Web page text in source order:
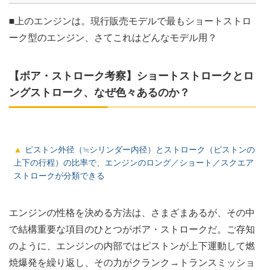
■上のエンジンは。現行販売モデルで最もショートストロ
ーク型のエンジン、さてこれはどんなモデル用？
【ボア・ストローク考察】ショートストロークとロ
ングストローク、なぜ色々あるのか？
ピストン外径（≒シリンダー内径）とストローク（ピストンの
上下の行程）の比率で、エンジンのロング／ショート／スクエア
ストロークが分類できる
エンジンの性格を決める方法は、さまざまあるが、その中
で結構重要な項目のひとつがボア・ストロークだ。ご存知
のように、エンジンの内部ではピストンが上下運動して燃
焼爆発を繰り返し、その力がクランク→トランスミッショ